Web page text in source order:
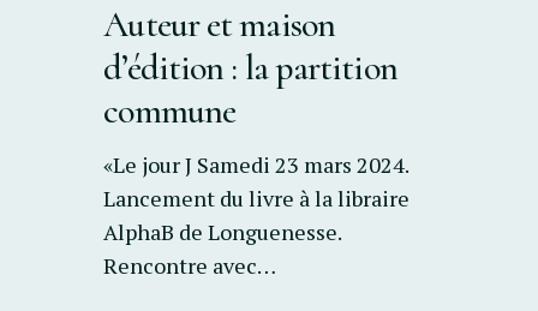
Auteur et maison
d’édition : la partition
commune
«Le jour J Samedi 23 mars 2024.
Lancement du livre à la libraire
AlphaB de Longuenesse.
Rencontre avec…